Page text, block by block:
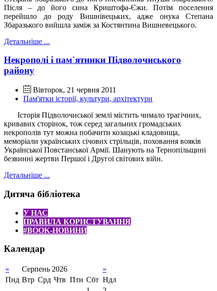
Після – до його сина Криштофа-Єжи. Потім поселення
перейшло до роду Вишнівецьких, адже онука Степана
Збаразького вийшла заміж за Костянтина Вишневецького.
Детальніше ...
Некрополі і пам`ятники Підволочиського
району
Вівторок, 21 червня 2011
Пам'ятки історії, культури, архітектури
Історія Підволочиськоїземлі містить чимало трагічних,
кривавих сторінок, тож серед загальних громадських
некрополів тут можна побачити козацькі кладовища,
меморіали українських січових стрільців, поховання вояків
Української Повстанської Армії. Шанують на Тернопільщині
безвинні жертви Першої і Другої світових війн.
Детальніше ...
Дитяча бібліотека
У НАС
ПРАВИЛА КОРИСТУВАННЯ
#BOOK-НОВИНИ
Календар
« Серпень 2026
»
Пнд Втр Срд Чтв Птн Сбт Ндл